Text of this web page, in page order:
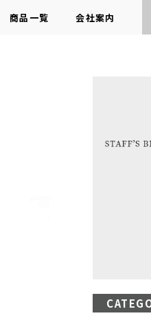
商品一覧 会社案内